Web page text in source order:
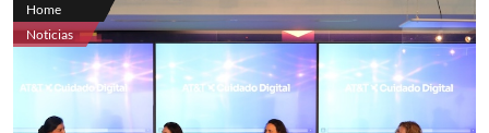
Home
Noticias